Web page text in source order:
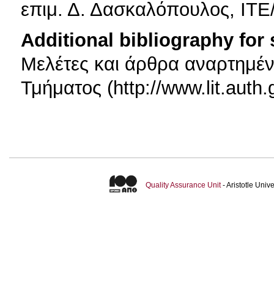
επιμ. Δ. Δασκαλόπουλος,
Additional bibliography for
Μελέτες και άρθρα
Τμήματος (http://
Quality Assurance Unit- Aristotle